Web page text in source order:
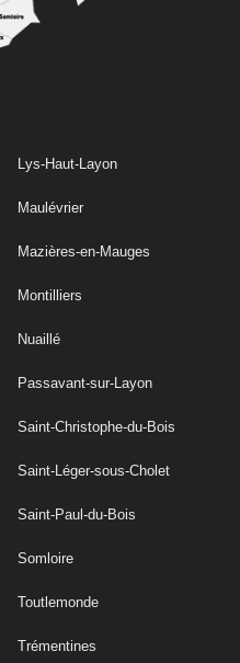
Lys-Haut-Layon
Maulévrier
Mazières-en-Mauges
Montilliers
Nuaillé
Passavant-sur-Layon
Saint-Christophe-du-Bois
Saint-Léger-sous-Cholet
Saint-Paul-du-Bois
Somloire
Toutlemonde
Trémentines